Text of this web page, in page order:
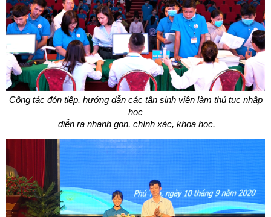
Công tác đón tiếp, hướng dẫn các tân sinh viên làm thủ tục nhập
học
diễn ra nhanh gọn, chính xác, khoa học.